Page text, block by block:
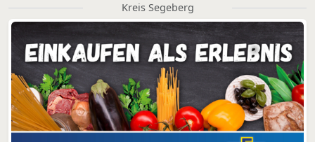
Kreis Segeberg